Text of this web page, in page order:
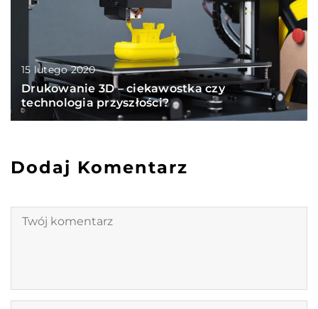
15 lutego 2020
Drukowanie 3D – ciekawostka czy
technologia przyszłości?
Dodaj Komentarz